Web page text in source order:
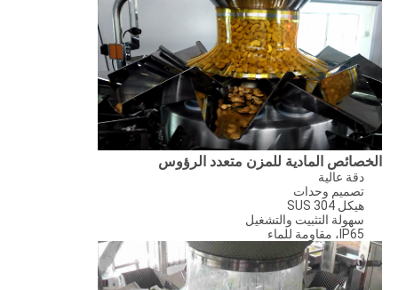
الخصائص المادية للمزن متعدد الرؤوس
دقة عالية
تصميم وحدات
هيكل SUS 304
سهولة التثبيت والتشغيل
IP65، مقاومة للماء